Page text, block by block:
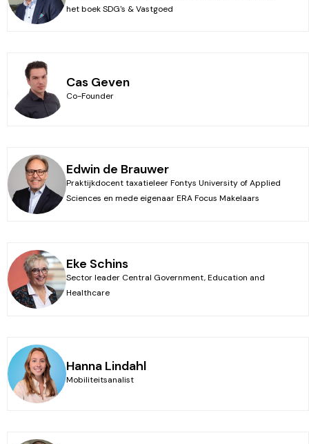
het boek SDG's & Vastgoed
Cas Geven
Co-Founder
Edwin de Brauwer
Praktijkdocent taxatieleer Fontys University of Applied
Sciences en mede eigenaar ERA Focus Makelaars
Eke Schins
Sector leader Central Government, Education and
Healthcare
Hanna Lindahl
Mobiliteitsanalist